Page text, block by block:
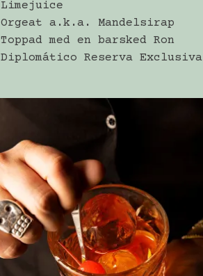
Limejuice
Orgeat a.k.a. Mandelsirap
Toppad med en barsked Ron
Diplomático Reserva Exclusiva